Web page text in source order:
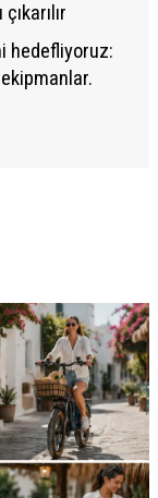
hedefliyoruz:
ekipmanlar.